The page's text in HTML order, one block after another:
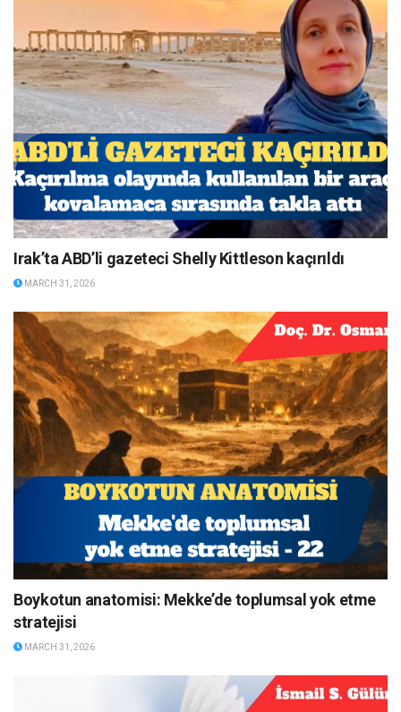
Irak’ta ABD’li gazeteci Shelly Kittleson kaçırıldı
MARCH 31, 2026
Boykotun anatomisi: Mekke’de toplumsal yok etme
stratejisi
MARCH 31, 2026